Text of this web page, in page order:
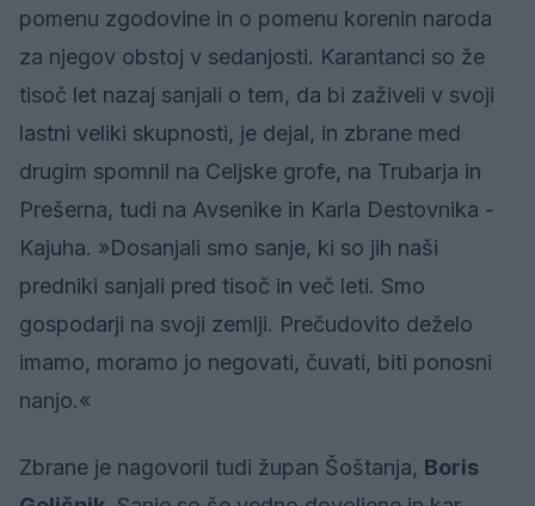
pomenu zgodovine in o pomenu korenin naroda
za njegov obstoj v sedanjosti. Karantanci so že
tisoč let nazaj sanjali o tem, da bi zaživeli v svoji
lastni veliki skupnosti, je dejal, in zbrane med
drugim spomnil na Celjske grofe, na Trubarja in
Prešerna, tudi na Avsenike in Karla Destovnika -
Kajuha. »Dosanjali smo sanje, ki so jih naši
predniki sanjali pred tisoč in več leti. Smo
gospodarji na svoji zemlji. Prečudovito deželo
imamo, moramo jo negovati, čuvati, biti ponosni
nanjo.«
Zbrane je nagovoril tudi župan Šoštanja, Boris